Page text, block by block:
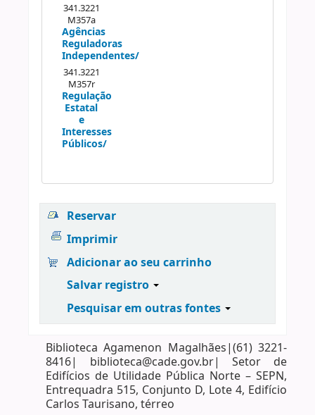
341.3221
M357a
Agências
Reguladoras
Independentes/
341.3221
M357r
Regulação
Estatal
e
Interesses
Públicos/
Reservar
Imprimir
Adicionar ao seu carrinho
Salvar registro
Pesquisar em outras fontes
Biblioteca Agamenon Magalhães|(61) 3221-
8416| biblioteca@cade.gov.br| Setor de
Edifícios de Utilidade Pública Norte – SEPN,
Entrequadra 515, Conjunto D, Lote 4, Edifício
Carlos Taurisano, térreo